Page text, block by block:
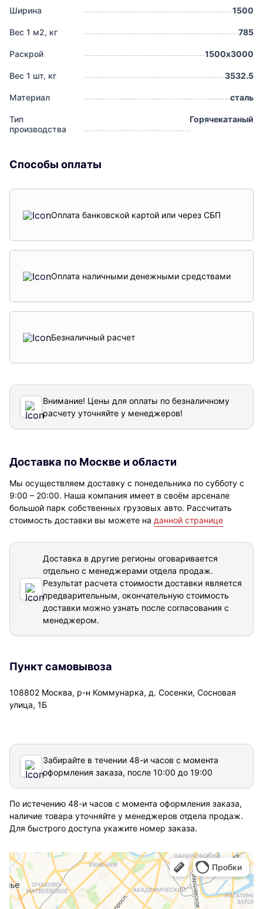
Ширина 1500
Вес 1 м2, кг 785
Раскрой 1500х3000
Вес 1 шт, кг 3532.5
Материал сталь
Тип
производства
Горячекатаный
Способы оплаты
Оплата банковской картой или через СБП
Оплата наличными денежными средствами
Безналичный расчет
Внимание! Цены для оплаты по безналичному
расчету уточняйте у менеджеров!
Доставка по Москве и области
Мы осуществляем доставку с понедельника по субботу с
9:00 – 20:00. Наша компания имеет в своём арсенале
большой парк собственных грузовых авто. Рассчитать
стоимость доставки вы можете на данной странице
Доставка в другие регионы оговаривается
отдельно с менеджерами отдела продаж.
Результат расчета стоимости доставки является
предварительным, окончательную стоимость
доставки можно узнать после согласования с
менеджером.
Пункт самовывоза
108802 Москва, р-н Коммунарка, д. Сосенки, Сосновая
улица, 1Б
Забирайте в течении 48-и часов с момента
оформления заказа, после 10:00 до 19:00
По истечению 48-и часов с момента оформления заказа,
наличие товара уточняйте у менеджеров отдела продаж.
Для быстрого доступа укажите номер заказа.